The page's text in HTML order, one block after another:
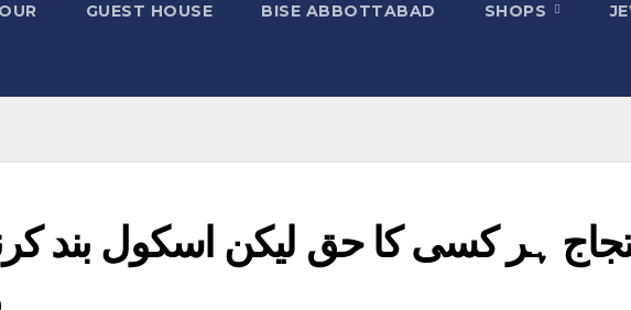
GUEST HOUSE BISE ABBOTTABAD SHOPS
ہر کسی کا حق لیکن اسکول بند